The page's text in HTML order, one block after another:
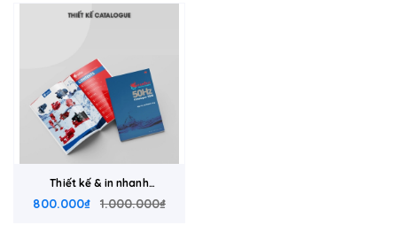
Thiết kế & in nhanh
catalogue
800.000₫ 1.000.000₫